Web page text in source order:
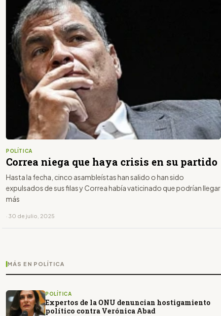
POLÍTICA
Correa niega que haya crisis en su partido
Hasta la fecha, cinco asambleístas han salido o han sido
expulsados de sus filas y Correa había vaticinado que podrían llegar
más
· 30 de julio, 2025
MÁS EN POLÍTICA
POLÍTICA
Expertos de la ONU denuncian hostigamiento
político contra Verónica Abad